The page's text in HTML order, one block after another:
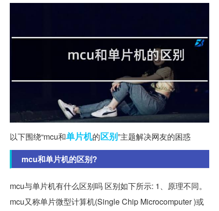
以下围绕“mcu和单片机的区别”主题解决网友的困惑
mcu和单片机的区别?
mcu与单片机有什么区别吗 区别如下所示: 1、原理不同。
mcu又称单片微型计算机(Single Chip Microcomputer )或